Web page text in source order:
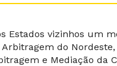
Estados vizinhos um
do
e Mediação da